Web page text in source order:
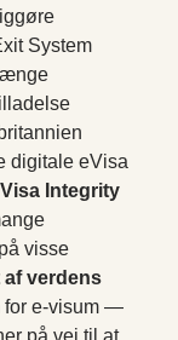
System
digitale eVisa
Visa Integrity
visse
verdens
for e-visum —
på vej til at